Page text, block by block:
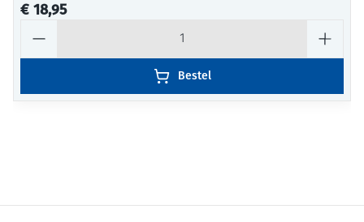
€ 18,95
Bestel